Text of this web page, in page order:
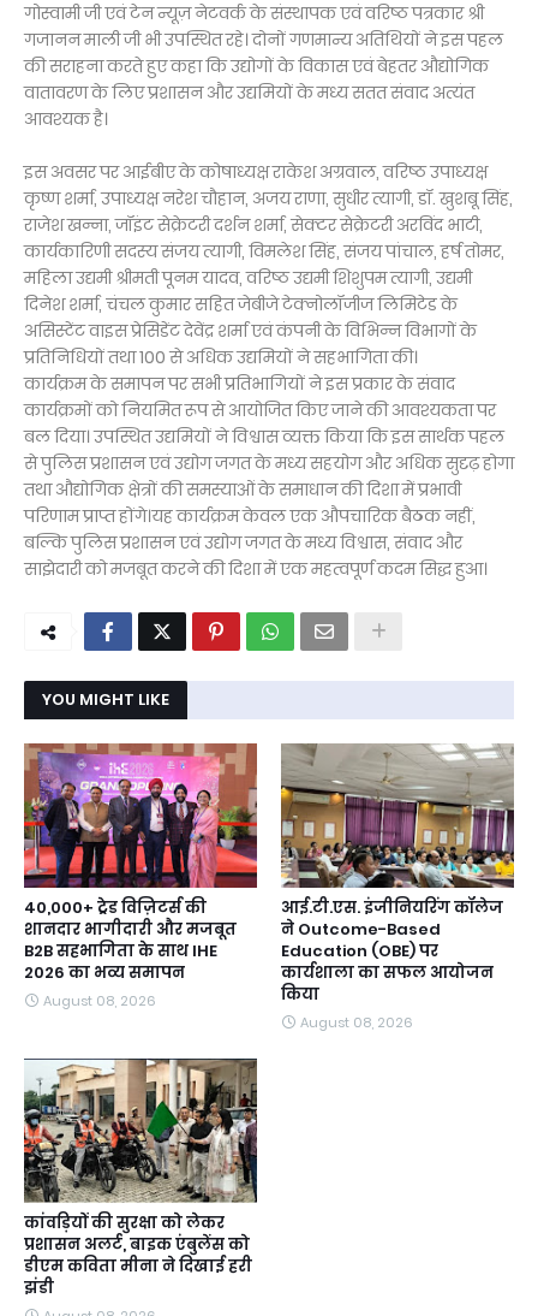
गोस्वामी जी एवं टेन न्यूज़ नेटवर्क के संस्थापक एवं वरिष्ठ पत्रकार श्री
गजानन माली जी भी उपस्थित रहे। दोनों गणमान्य अतिथियों ने इस पहल
की सराहना करते हुए कहा कि उद्योगों के विकास एवं बेहतर औद्योगिक
वातावरण के लिए प्रशासन और उद्यमियों के मध्य सतत संवाद अत्यंत
आवश्यक है।
इस अवसर पर आईबीए के कोषाध्यक्ष राकेश अग्रवाल, वरिष्ठ उपाध्यक्ष
कृष्ण शर्मा, उपाध्यक्ष नरेश चौहान, अजय राणा, सुधीर त्यागी, डॉ. खुशबू सिंह,
राजेश खन्ना, जॉइंट सेक्रेटरी दर्शन शर्मा, सेक्टर सेक्रेटरी अरविंद भाटी,
कार्यकारिणी सदस्य संजय त्यागी, विमलेश सिंह, संजय पांचाल, हर्ष तोमर,
महिला उद्यमी श्रीमती पूनम यादव, वरिष्ठ उद्यमी शिशुपम त्यागी, उद्यमी
दिनेश शर्मा, चंचल कुमार सहित जेबीजे टेक्नोलॉजीज लिमिटेड के
असिस्टेंट वाइस प्रेसिडेंट देवेंद्र शर्मा एवं कंपनी के विभिन्न विभागों के
प्रतिनिधियों तथा 100 से अधिक उद्यमियों ने सहभागिता की।
कार्यक्रम के समापन पर सभी प्रतिभागियों ने इस प्रकार के संवाद
कार्यक्रमों को नियमित रूप से आयोजित किए जाने की आवश्यकता पर
बल दिया। उपस्थित उद्यमियों ने विश्वास व्यक्त किया कि इस सार्थक पहल
से पुलिस प्रशासन एवं उद्योग जगत के मध्य सहयोग और अधिक सुदृढ़ होगा
तथा औद्योगिक क्षेत्रों की समस्याओं के समाधान की दिशा में प्रभावी
परिणाम प्राप्त होंगे।यह कार्यक्रम केवल एक औपचारिक बैठक नहीं,
बल्कि पुलिस प्रशासन एवं उद्योग जगत के मध्य विश्वास, संवाद और
साझेदारी को मजबूत करने की दिशा में एक महत्वपूर्ण कदम सिद्ध हुआ।
YOU MIGHT LIKE
40,000+ ट्रेड विज़िटर्स की
शानदार भागीदारी और मजबूत
B2B सहभागिता के साथ IHE
2026 का भव्य समापन
August 08, 2026
आई.टी.एस. इंजीनियरिंग कॉलेज
ने Outcome-Based
Education (OBE) पर
कार्यशाला का सफल आयोजन
किया
August 08, 2026
कांवड़ियों की सुरक्षा को लेकर
प्रशासन अलर्ट, बाइक एंबुलेंस को
डीएम कविता मीना ने दिखाई हरी
झंडी